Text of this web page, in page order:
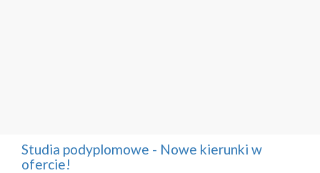
Studia podyplomowe - Nowe kierunki w
ofercie!